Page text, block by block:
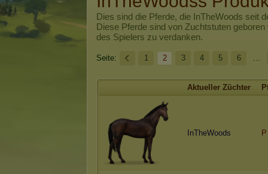
Dies sind die Pferde, die InTheWoods seit
Diese Pferde sind von Zuchtstuten
des Spielers zu verdanken.
Seite: 1 2 3 4 5 6 ...
Aktueller Züchter
InTheWoods